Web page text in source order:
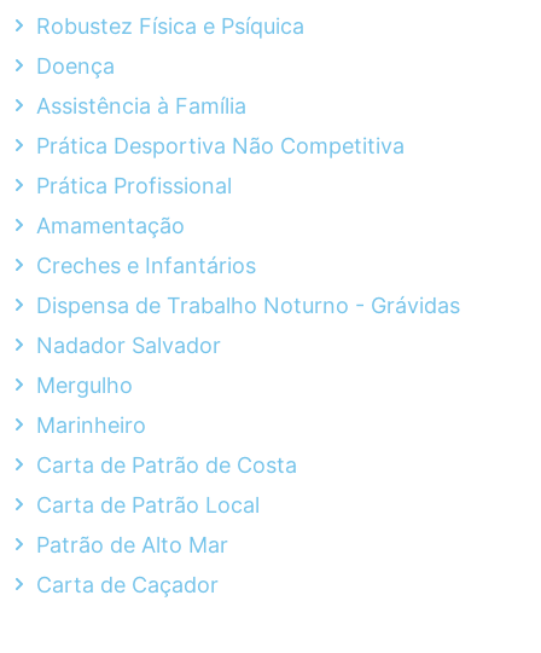
Robustez Física e Psíquica
Doença
Assistência à Família
Prática Desportiva Não Competitiva
Prática Profissional
Amamentação
Creches e Infantários
Dispensa de Trabalho Noturno - Grávidas
Nadador Salvador
Mergulho
Marinheiro
Carta de Patrão de Costa
Carta de Patrão Local
Patrão de Alto Mar
Carta de Caçador